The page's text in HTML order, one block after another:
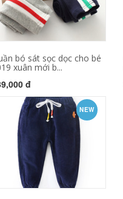
bó sát sọc dọc cho bé
xuân mới b...
đ
NEW